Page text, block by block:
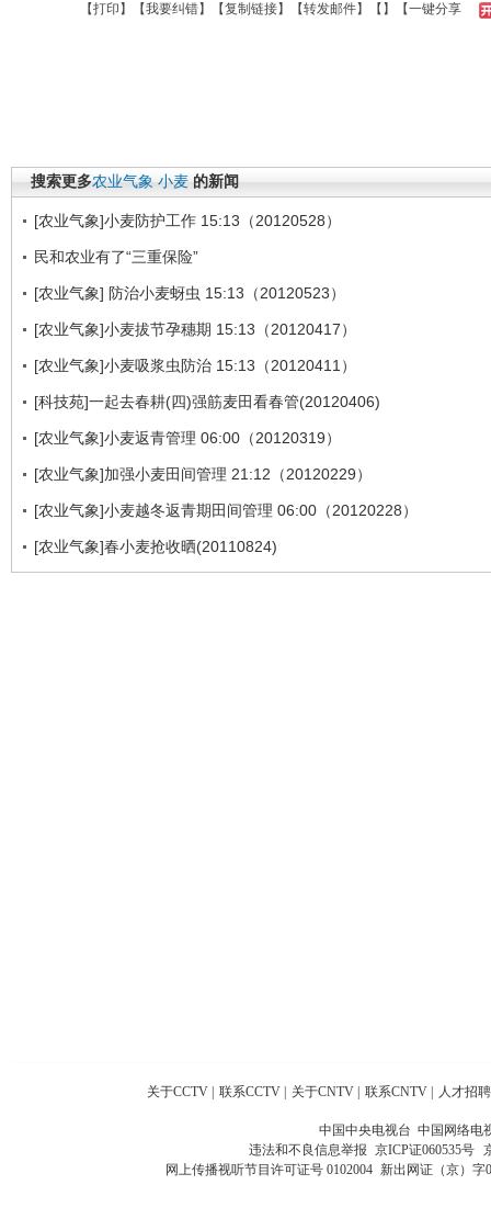
【打印 】【我要纠错】【复制链接】【转发邮件】【 】 【一键分享
搜索更多农业气象 小麦 的新闻
[农业气象]小麦防护工作 15:13（20120528）
民和农业有了“三重保险”
[农业气象] 防治小麦蚜虫 15:13（20120523）
[农业气象]小麦拔节孕穗期 15:13（20120417）
[农业气象]小麦吸浆虫防治 15:13（20120411）
[科技苑]一起去春耕(四)强筋麦田看春管(20120406)
[农业气象]小麦返青管理 06:00（20120319）
[农业气象]加强小麦田间管理 21:12（20120229）
[农业气象]小麦越冬返青期田间管理 06:00（20120228）
[农业气象]春小麦抢收晒(20110824)
关于CCTV 联系CCTV 关于CNTV 联系CNTV 人才招聘
中国中央电视台 中国网络电
违法和不良信息举报 京ICP证060535号
网上传播视听节目许可证号 0102004 新出网证（京）